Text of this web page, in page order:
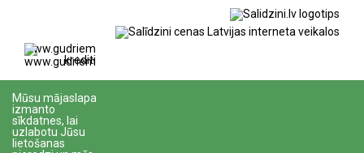
www.gudriem.lv/atrie-
krediti
Mūsu mājaslapa
izmanto
sīkdatnes, lai
uzlabotu Jūsu
lietošanas